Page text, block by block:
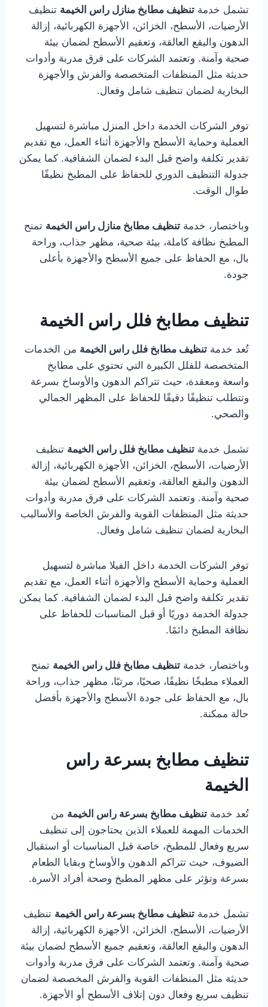
تشمل خدمة تنظيف مطابخ منازل راس الخيمة تنظيف
الأرضيات، الأسطح، الخزائن، الأجهزة الكهربائية، إزالة
الدهون والبقع العالقة، وتعقيم الأسطح لضمان بيئة
صحية وآمنة. وتعتمد الشركات على فرق مدربة وأدوات
حديثة مثل المنظفات المتخصصة والفرش والأجهزة
البخارية لضمان تنظيف شامل وفعال.
توفر الشركات الخدمة داخل المنزل مباشرة لتسهيل
العملية وحماية الأسطح والأجهزة أثناء العمل، مع تقديم
تقدير تكلفة واضح قبل البدء لضمان الشفافية. كما يمكن
جدولة التنظيف الدوري للحفاظ على المطبخ نظيفًا
طوال الوقت.
وباختصار، خدمة تنظيف مطابخ منازل راس الخيمة تمنح
المطبخ نظافة كاملة، بيئة صحية، مظهر جذاب، وراحة
بال، مع الحفاظ على جميع الأسطح والأجهزة بأعلى
جودة.
تنظيف مطابخ فلل راس الخيمة
تُعد خدمة تنظيف مطابخ فلل راس الخيمة من الخدمات
المتخصصة للفلل الكبيرة التي تحتوي على مطابخ
واسعة ومعقدة، حيث تتراكم الدهون والأوساخ بسرعة
وتتطلب تنظيفًا دقيقًا للحفاظ على المظهر الجمالي
والصحي.
تشمل خدمة تنظيف مطابخ فلل راس الخيمة تنظيف
الأرضيات، الأسطح، الخزائن، الأجهزة الكهربائية، إزالة
الدهون والبقع العالقة، وتعقيم الأسطح لضمان بيئة
صحية وآمنة. وتعتمد الشركات على فرق مدربة وأدوات
حديثة مثل المنظفات القوية والفرش الخاصة والأساليب
البخارية لضمان تنظيف شامل وفعال.
توفر الشركات الخدمة داخل الفيلا مباشرة لتسهيل
العملية وحماية الأسطح والأجهزة أثناء العمل، مع تقديم
تقدير تكلفة واضح قبل البدء لضمان الشفافية. كما يمكن
جدولة الخدمة دوريًا أو قبل المناسبات للحفاظ على
نظافة المطبخ دائمًا.
وباختصار، خدمة تنظيف مطابخ فلل راس الخيمة تمنح
العملاء مطبخًا نظيفًا، صحيًا، مرتبًا، مظهر جذاب، وراحة
بال، مع الحفاظ على جودة الأسطح والأجهزة بأفضل
حالة ممكنة.
تنظيف مطابخ بسرعة راس
الخيمة
تُعد خدمة تنظيف مطابخ بسرعة راس الخيمة من
الخدمات المهمة للعملاء الذين يحتاجون إلى تنظيف
سريع وفعال للمطبخ، خاصة قبل المناسبات أو استقبال
الضيوف، حيث تتراكم الدهون والأوساخ وبقايا الطعام
بسرعة وتؤثر على مظهر المطبخ وصحة أفراد الأسرة.
تشمل خدمة تنظيف مطابخ بسرعة راس الخيمة تنظيف
الأرضيات، الأسطح، الخزائن، الأجهزة الكهربائية، إزالة
الدهون والبقع العالقة، وتعقيم جميع الأسطح لضمان بيئة
صحية وآمنة. وتعتمد الشركات على فرق مدربة وأدوات
حديثة مثل المنظفات القوية والفرش المخصصة لضمان
تنظيف سريع وفعال دون إتلاف الأسطح أو الأجهزة.